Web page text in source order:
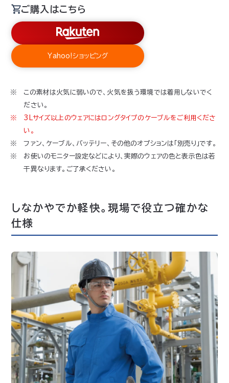
ご購入はこちら
Yahoo!ショッピング
この素材は火気に弱いので、火気を扱う環境では着用しないでく
ださい。
3Lサイズ以上のウェアにはロングタイプのケーブルをご利用くださ
い。
ファン、ケーブル、バッテリー、その他のオプションは「別売り」です。
お使いのモニター設定などにより、実際のウェアの色と表示色は若
干異なります。ご了承ください。
しなかやでか軽快。現場で役立つ確かな
仕様